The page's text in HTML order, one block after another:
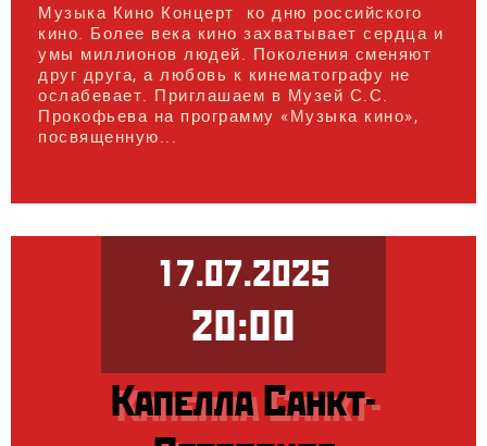
Музыка Кино Концерт ко дню российского
кино. Более века кино захватывает сердца и
умы миллионов людей. Поколения сменяют
друг друга, а любовь к кинематографу не
ослабевает. Приглашаем в Музей С.С.
Прокофьева на программу «Музыка кино»,
посвященную...
17.07.2025
20:00
Капелла Санкт-